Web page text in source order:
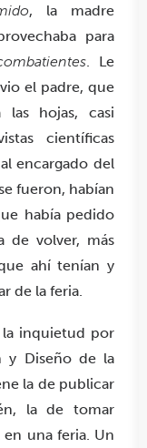
, la madre
para
. Le
el padre, que
hojas, casi
científicas
encargado del
fueron, habían
había pedido
de volver, más
ahí tenían y
de la feria.
la inquietud por
y Diseño de la
la de publicar
la de tomar
una feria. Un